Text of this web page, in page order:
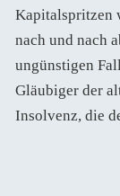
Kapitalspritzen
nach und nach
ungünstigen
Gläubiger der
Insolvenz, die